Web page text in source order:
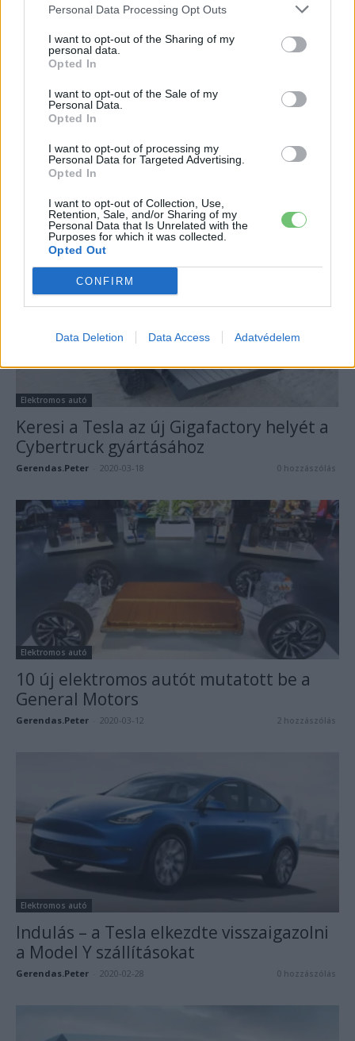
Personal Data Processing Opt Outs
I want to opt-out of the Sharing of my
personal data.
Opted In
I want to opt-out of the Sale of my
Personal Data.
Opted In
I want to opt-out of processing my
Personal Data for Targeted Advertising.
Opted In
I want to opt-out of Collection, Use,
Retention, Sale, and/or Sharing of my
Personal Data that Is Unrelated with the
Purposes for which it was collected.
Opted Out
CONFIRM
Data Deletion Data Access Adatvédelem
Elektromos autó
Több, mint tízezer Model 3 készült az
előző hónapban Kínában
Gerendas.Peter - 2020-04-13 0 hozzászólás
Elektromos autó
Keresi a Tesla az új Gigafactory helyét a
Cybertruck gyártásához
Gerendas.Peter 2020-03-18 0 hozzászólás
Elektromos autó
10 új elektromos autót mutatott be a
General Motors
Gerendas.Peter 2020-03-12 2 hozzászólás
Elektromos autó
Indulás – a Tesla elkezdte visszaigazolni
a Model Y szállításokat
Gerendas.Peter 2020-02-28 0 hozzászólás